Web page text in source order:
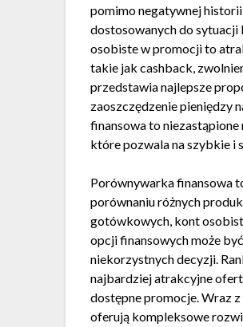
pomimo negatywnej
dostosowanych do
osobiste w promocji to
takie jak cashback,
przedstawia najlepsze
zaoszczędzenie pieniędzy
finansowa to
które pozwala na szybkie i
Porównywarka finansowa
porównaniu różnych
gotówkowych, kont
opcji finansowych może
niekorzystnych decyzji.
najbardziej atrakcyjne
dostępne promocje. Wraz
oferują kompleksowe